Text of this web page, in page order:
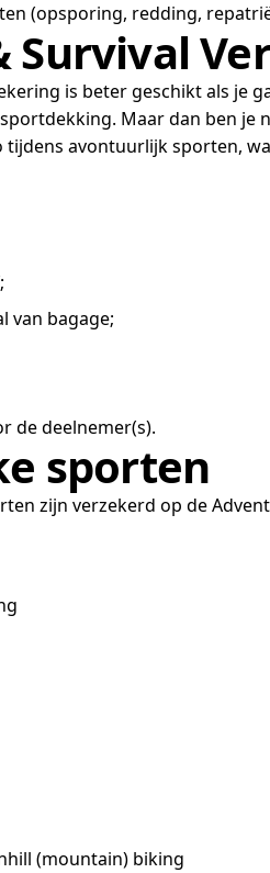
(opsporing, redding,
Survival
is beter geschikt als je
Maar dan ben je
avontuurlijk sporten,
van bagage;
de deelnemer(s).
sporten
zijn verzekerd op de
(mountain) biking